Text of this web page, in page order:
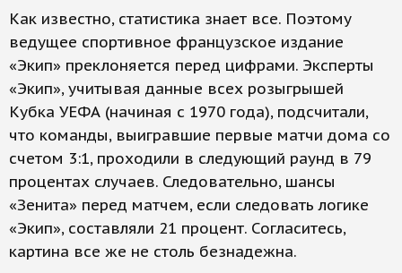
Как известно, статистика знает все. Поэтому
ведущее спортивное французское издание
«Экип» преклоняется перед цифрами. Эксперты
«Экип», учитывая данные всех розыгрышей
Кубка УЕФА (начиная с 1970 года), подсчитали,
что команды, выигравшие первые матчи дома со
счетом 3:1, проходили в следующий раунд в 79
процентах случаев. Следовательно, шансы
«Зенита» перед матчем, если следовать логике
«Экип», составляли 21 процент. Согласитесь,
картина все же не столь безнадежна.